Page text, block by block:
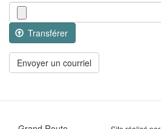
Transférer
Envoyer un courriel